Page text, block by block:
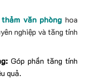
thảm văn phòng hoa
nghiệp và tăng tính
Góp phần tăng tính
quả.